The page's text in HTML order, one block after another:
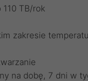
TB/rok
zakresie
na dobę, 7 dni w